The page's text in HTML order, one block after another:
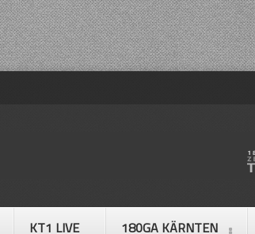
KT1 LIVE 180GA KÄRNTEN